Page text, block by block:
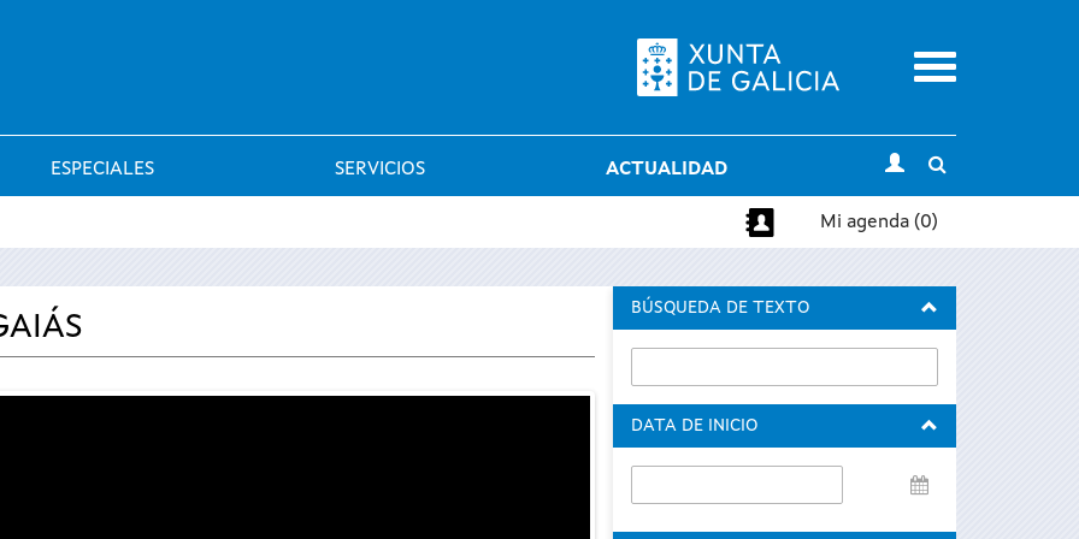
Menu
ESPECIALES SERVICIOS ACTUALIDAD
search
Mi agenda (0)
BÚSQUEDA DE TEXTO
DATA DE INICIO
de